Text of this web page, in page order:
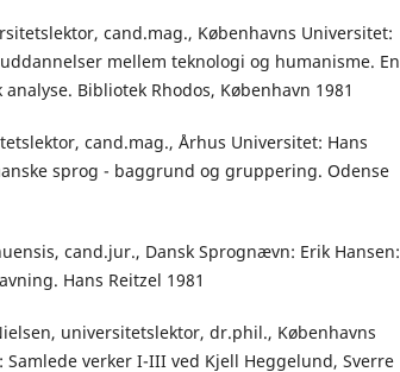
cand.mag., Københavns Universitet:
uddannelser mellem teknologi og humanisme. En
Bibliotek Rhodos, København 1981
cand.mag., Århus Universitet: Hans
sprog - baggrund og gruppering. Odense
cand.jur., Dansk Sprognævn: Erik Hansen:
Hans Reitzel 1981
universitetslektor, dr.phil., Københavns
Samlede verker I-III ved Kjell Heggelund, Sverre